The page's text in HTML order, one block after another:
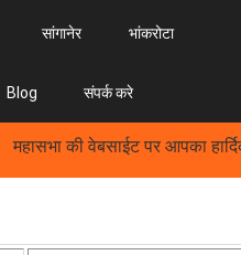
सांगानेर भांकरोटा
Blog संपर्क करे
महासभा की वेबसाईट पर आपका